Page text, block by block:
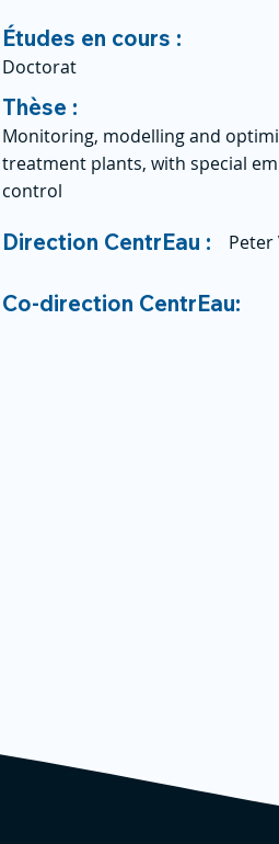
Études en cours :
Doctorat
Thèse :
Monitoring, modelling and
treatment plants, with special
control
Direction CentrEau : Peter
Co-direction CentrEau: